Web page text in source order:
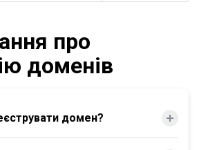
про
доменів
домен?